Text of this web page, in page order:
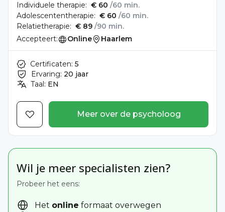
office@terappio.com
Individuele therapie: € 60 /60 min.
Adolescententherapie: € 60 /60 min.
Relatietherapie: € 89 /90 min.
Accepteert:
Online Haarlem
Certificaten: 5
Ervaring: 20 jaar
Taal: EN
Meer over de psycholoog
Wil je meer specialisten zien?
Probeer het eens:
Het online formaat overwegen